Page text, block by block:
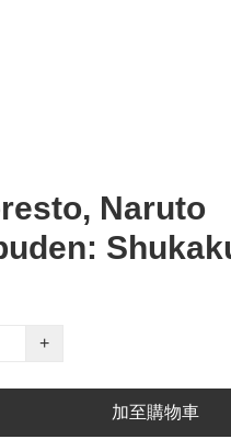
Naruto
+
加至購物車